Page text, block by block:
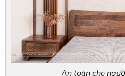
An toàn cho